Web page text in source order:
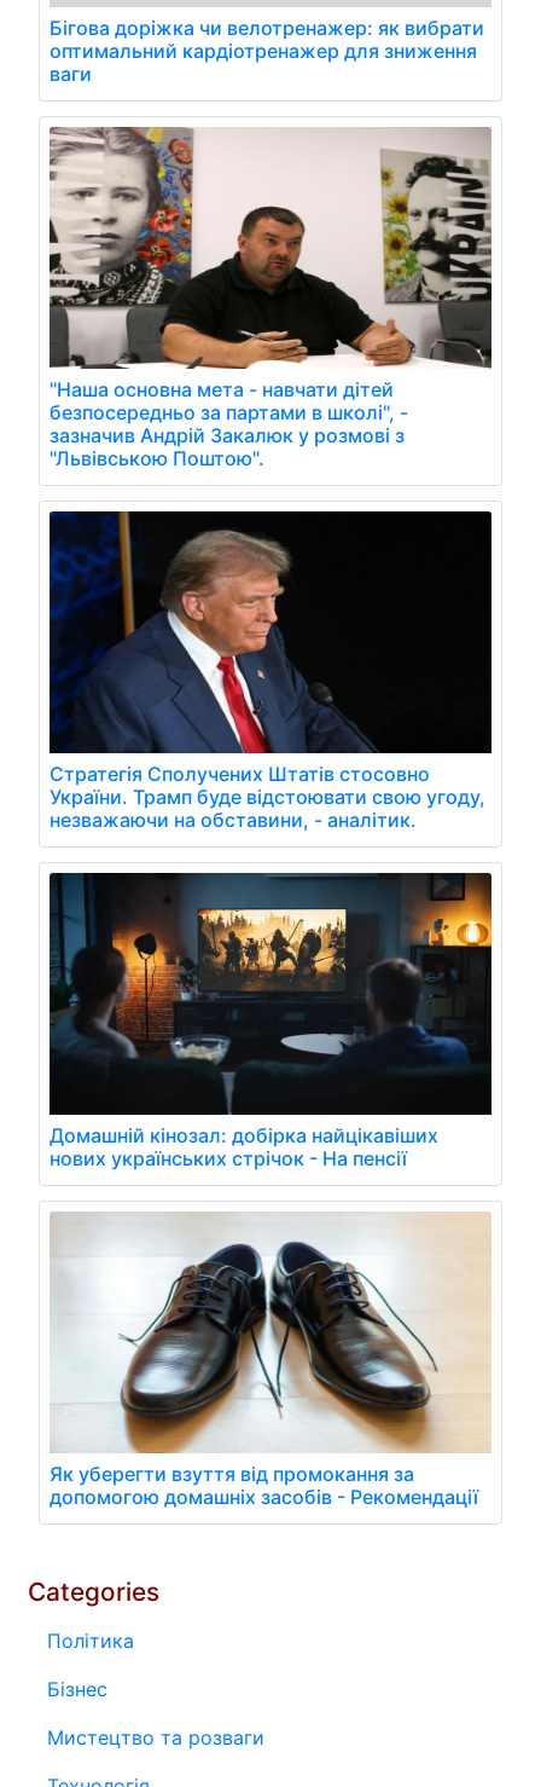
Бігова доріжка чи велотренажер: як вибрати
оптимальний кардіотренажер для зниження
ваги
"Наша основна мета - навчати дітей
безпосередньо за партами в школі", -
зазначив Андрій Закалюк у розмові з
"Львівською Поштою".
Стратегія Сполучених Штатів стосовно
України. Трамп буде відстоювати свою угоду,
незважаючи на обставини, - аналітик.
Домашній кінозал: добірка найцікавіших
нових українських стрічок - На пенсії
Як уберегти взуття від промокання за
допомогою домашніх засобів - Рекомендації
Categories
Політика
Бізнес
Мистецтво та розваги